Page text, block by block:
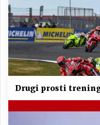
Drugi prosti